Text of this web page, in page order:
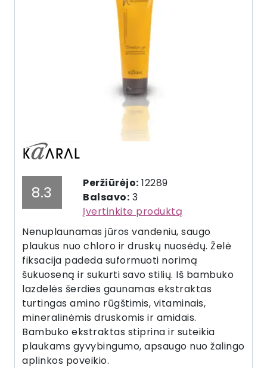
8.3 Peržiūrėjo: 12289
Balsavo: 3
Įvertinkite produktą
Nenuplaunamas jūros vandeniu, saugo
plaukus nuo chloro ir druskų nuosėdų. Želė
fiksacija padeda suformuoti norimą
šukuoseną ir sukurti savo stilių. Iš bambuko
lazdelės šerdies gaunamas ekstraktas
turtingas amino rūgštimis, vitaminais,
mineralinėmis druskomis ir amidais.
Bambuko ekstraktas stiprina ir suteikia
plaukams gyvybingumo, apsaugo nuo žalingo
aplinkos poveikio.